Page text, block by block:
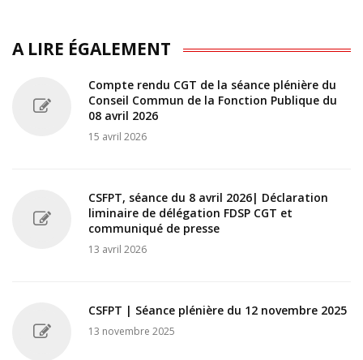
A LIRE ÉGALEMENT
Compte rendu CGT de la séance plénière du
Conseil Commun de la Fonction Publique du
08 avril 2026
15 avril 2026
CSFPT, séance du 8 avril 2026| Déclaration
liminaire de délégation FDSP CGT et
communiqué de presse
13 avril 2026
CSFPT | Séance plénière du 12 novembre 2025
13 novembre 2025